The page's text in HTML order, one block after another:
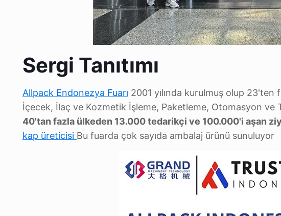
Sergi Tanıtımı
Allpack Endonezya Fuarı 2001 yılında kurulmuş olup
İçecek, İlaç ve Kozmetik İşleme, Paketleme, Otomasyon ve
40'tan fazla ülkeden 13.000 tedarikçi ve 100.000'i aşan
kap üreticisi Bu fuarda çok sayıda ambalaj ürünü sunuluyor